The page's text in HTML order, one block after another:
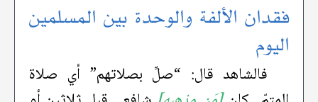
فقدان الألفة والوحدة بين المسلمين
اليوم
فالشاهد قال: “صلِّ بصلاتهم” أي صلاة